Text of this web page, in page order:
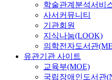
학술관계분석서비
사서커뮤니티
기관회원
지식나눔(LOOK)
의학전자도서관
유관기관 사이트
교육부(MOE)
국립장애인도서관